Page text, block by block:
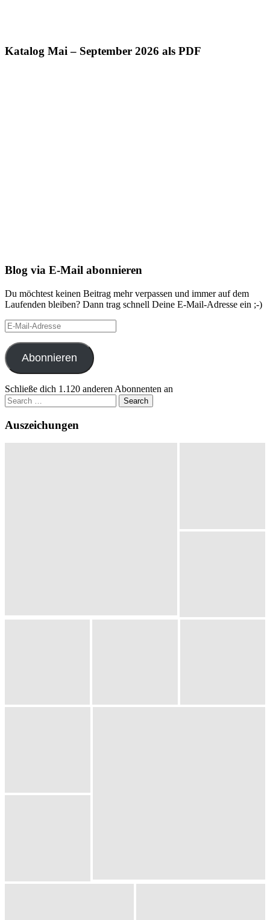
Katalog Mai – September 2026 als PDF
Blog via E-Mail abonnieren
Du möchtest keinen Beitrag mehr verpassen und immer auf dem
Laufenden bleiben? Dann trag schnell Deine E-Mail-Adresse ein ;-)
E-
Mail-
Adresse
Abonnieren
Schließe dich 1.120 anderen Abonnenten an
Search
for:
Auszeichungen